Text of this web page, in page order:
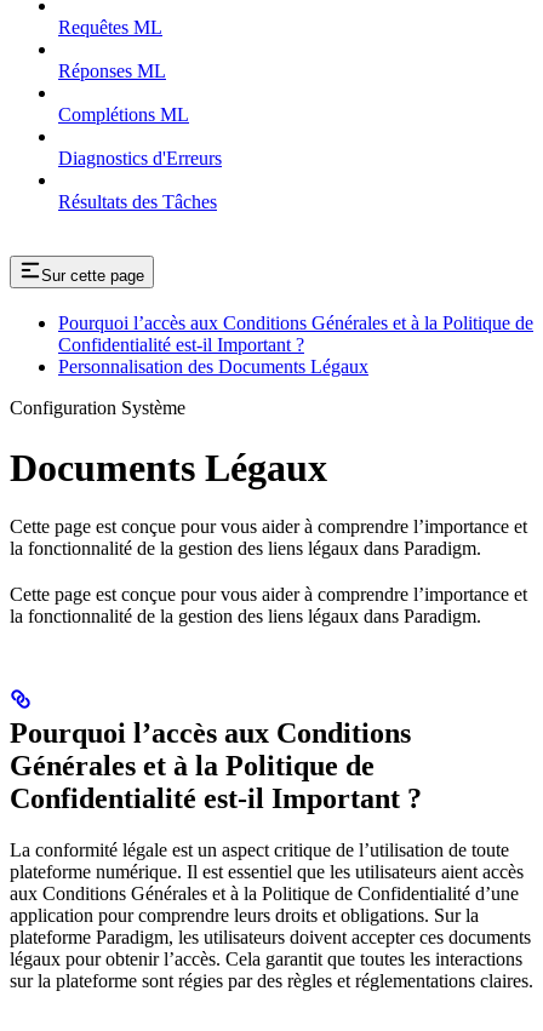
Requêtes ML
Réponses ML
Complétions ML
Diagnostics d'Erreurs
Résultats des Tâches
Sur cette page
Pourquoi l’accès aux Conditions Générales et à la Politique de
Confidentialité est-il Important ?
Personnalisation des Documents Légaux
Configuration Système
Documents Légaux
Cette page est conçue pour vous aider à comprendre l’importance et
la fonctionnalité de la gestion des liens légaux dans Paradigm.
Cette page est conçue pour vous aider à comprendre l’importance et
la fonctionnalité de la gestion des liens légaux dans Paradigm.
Pourquoi l’accès aux Conditions
Générales et à la Politique de
Confidentialité est-il Important ?
La conformité légale est un aspect critique de l’utilisation de toute
plateforme numérique. Il est essentiel que les utilisateurs aient accès
aux Conditions Générales et à la Politique de Confidentialité d’une
application pour comprendre leurs droits et obligations. Sur la
plateforme Paradigm, les utilisateurs doivent accepter ces documents
légaux pour obtenir l’accès. Cela garantit que toutes les interactions
sur la plateforme sont régies par des règles et réglementations claires.